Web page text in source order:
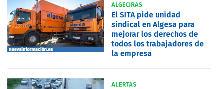
ALGECIRAS
El SITA pide unidad
sindical en Algesa para
mejorar los derechos de
todos los trabajadores de
la empresa
ALERTAS